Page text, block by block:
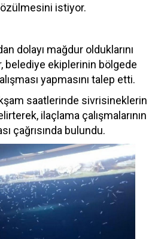
istiyor.
dolayı mağdur olduklarını
belediye ekiplerinin bölgede
yapmasını talep etti.
saatlerinde sivrisineklerin
ilaçlama çalışmalarının
çağrısında bulundu.